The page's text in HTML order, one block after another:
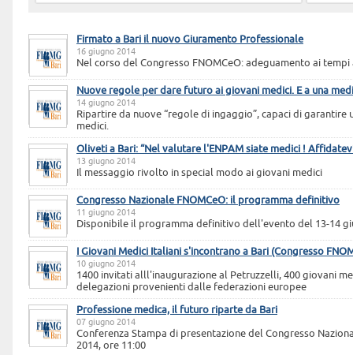
Firmato a Bari il nuovo Giuramento Professionale
16 giugno 2014
Nel corso del Congresso FNOMCeO: adeguamento ai
Nuove regole per dare futuro ai giovani medici. E a una
14 giugno 2014
Ripartire da nuove “regole di ingaggio”, capaci di
medici.
Oliveti a Bari: “Nel valutare l'ENPAM siate medici !
13 giugno 2014
Il messaggio rivolto in special modo ai giovani medici
Congresso Nazionale FNOMCeO: il programma definitivo
11 giugno 2014
Disponibile il programma definitivo dell'evento del 13-14
I Giovani Medici Italiani s'incontrano a Bari (Congresso
10 giugno 2014
1400 invitati alll'inaugurazione al Petruzzelli, 400 giovani
delegazioni provenienti dalle federazioni europee
Professione medica, il futuro riparte da Bari
07 giugno 2014
Conferenza Stampa di presentazione del Congresso
2014, ore 11:00